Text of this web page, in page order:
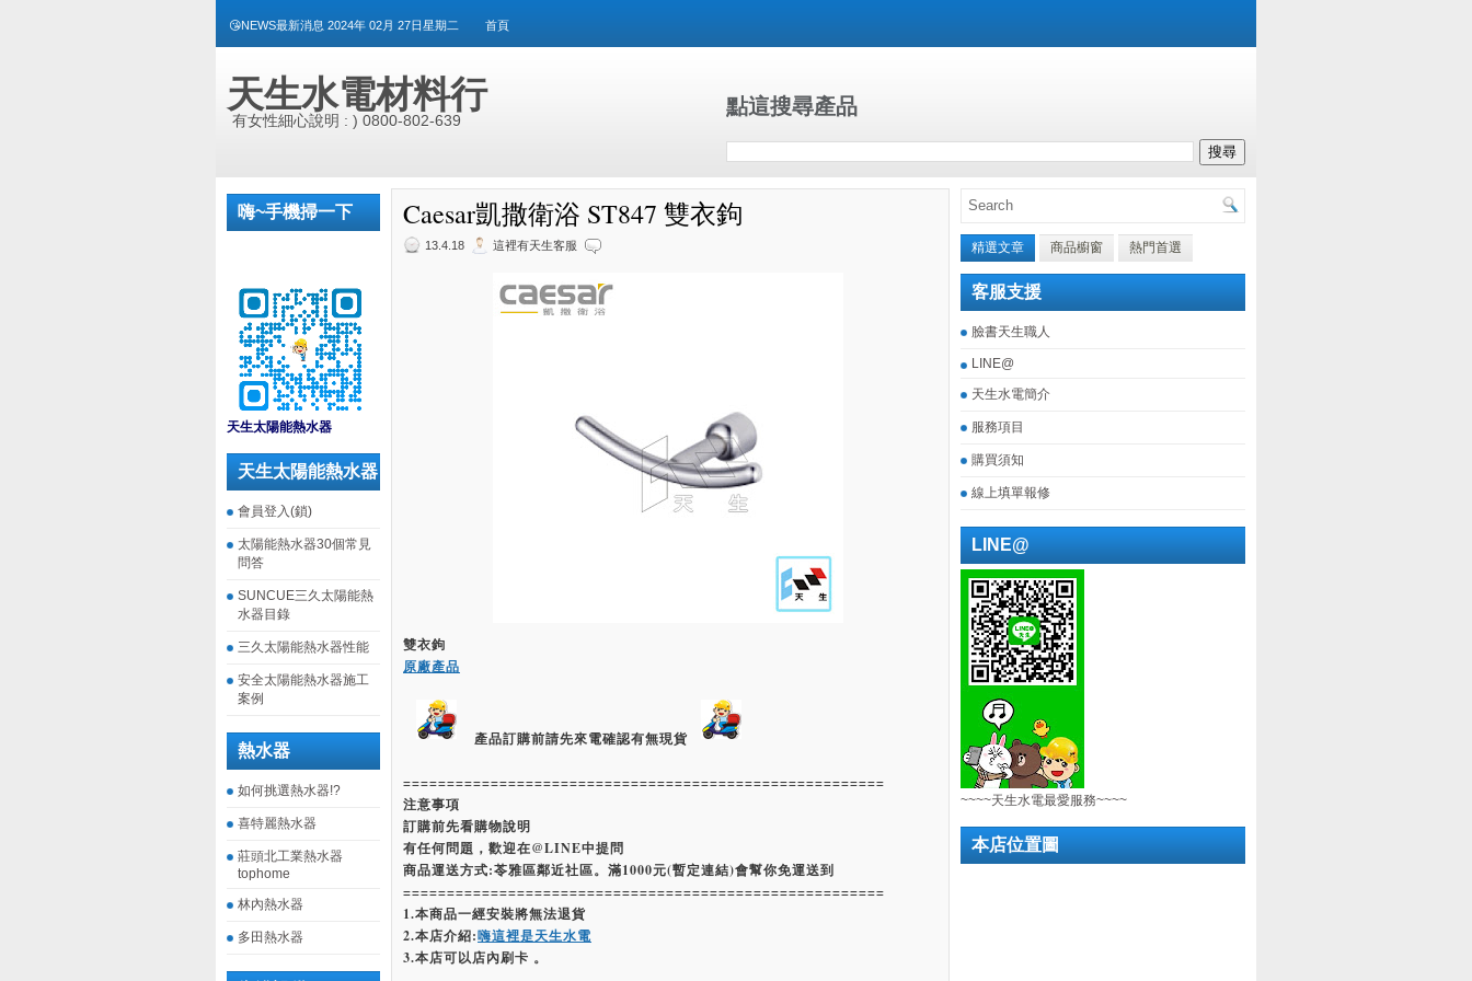
😘NEWS最新消息 2024年 02月 27日星期二 首頁
天生水電材料行
有女性細心說明 : ) 0800-802-639
點這搜尋產品
嗨~手機掃一下
天生太陽能熱水器
天生太陽能熱水器
會員登入(鎖)
太陽能熱水器30個常見
問答
SUNCUE三久太陽能熱
水器目錄
三久太陽能熱水器性能
安全太陽能熱水器施工
案例
熱水器
如何挑選熱水器!?
喜特麗熱水器
莊頭北工業熱水器
tophome
林內熱水器
多田熱水器
Caesar凱撒衛浴 ST847 雙衣鉤
13.4.18 這裡有天生客服
雙衣鉤
原廠產品
產品訂購前請先來電確認有無現貨
=======================================================
注意事項
訂購前先看購物說明
有任何問題，歡迎在@LINE中提問
商品運送方式:苓雅區鄰近社區。滿1000元(暫定連結)會幫你免運送到
=======================================================
1.本商品一經安裝將無法退貨
2.本店介紹:嗨這裡是天生水電
3.本店可以店內刷卡 。
精選文章 商品櫥窗 熱門首選
客服支援
臉書天生職人
LINE@
天生水電簡介
服務項目
購買須知
線上填單報修
LINE@
~~~~天生水電最愛服務~~~~
本店位置圖